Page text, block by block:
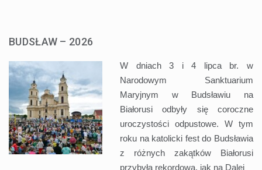
BUDSŁAW – 2026
W dniach 3 i 4 lipca br. w
Narodowym Sanktuarium
Maryjnym w Budsławiu na
Białorusi odbyły się coroczne
uroczystości odpustowe. W tym
roku na katolicki fest do Budsławia
z różnych zakątków Białorusi
przybyła rekordowa, jak na Dalej